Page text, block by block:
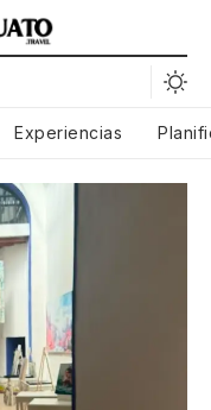
Experiencias